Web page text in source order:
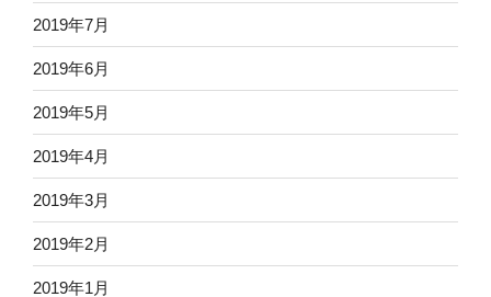
2019年7月
2019年6月
2019年5月
2019年4月
2019年3月
2019年2月
2019年1月